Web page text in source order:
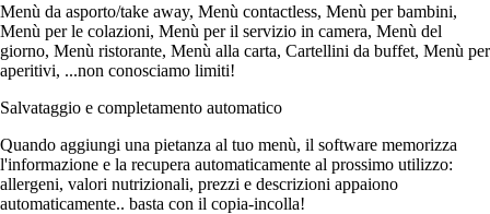
Menù da asporto/take away, Menù contactless, Menù per bambini,
Menù per le colazioni, Menù per il servizio in camera, Menù del
giorno, Menù ristorante, Menù alla carta, Cartellini da buffet, Menù per
aperitivi, ...non conosciamo limiti!
Salvataggio e completamento automatico
Quando aggiungi una pietanza al tuo menù, il software memorizza
l'informazione e la recupera automaticamente al prossimo utilizzo:
allergeni, valori nutrizionali, prezzi e descrizioni appaiono
automaticamente.. basta con il copia-incolla!